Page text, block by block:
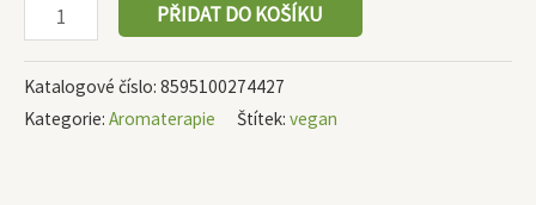
PŘIDAT DO KOŠÍKU
Katalogové číslo: 8595100274427
Kategorie: Aromaterapie Štítek: vegan